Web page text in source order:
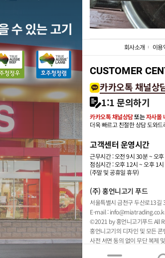
회사소개 이용
CUSTOMER
카카오톡 채널상
1:1 문의하기
카카오톡 채널상담또는자사몰
더욱 빠르고 친절한 상담 도와드
고객센터 운영시간
근무시간 : 오전 9시 30분 ~ 오
점심시간 : 오후 12시 ~ 오후 1시
(주말 및 공휴일 휴무)
(주) 홍언니고기 푸드
서울특별시 금천구 두산로13길
E-mail :
©2021 by 홍언니고기푸드 All
홍언니고기의 디자인 및 모든
사전 서면 동의 없이 무단 복제